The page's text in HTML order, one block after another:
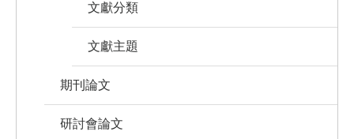
文獻分類
文獻主題
期刊論文
研討會論文